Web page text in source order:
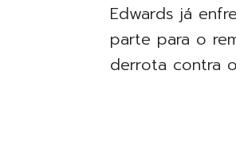
Edwards já
parte para o
derrota contra